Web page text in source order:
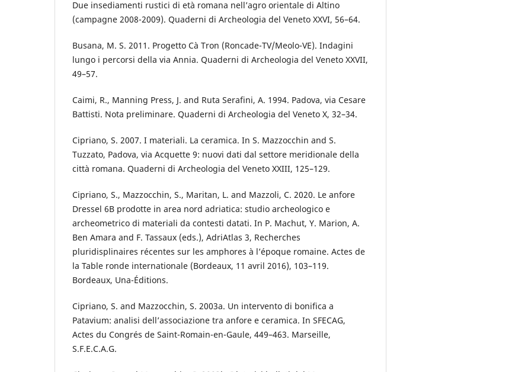
Due insediamenti rustici di età romana nell’agro orientale di Altino
(campagne 2008-2009). Quaderni di Archeologia del Veneto XXVI, 56–64.
Busana, M. S. 2011. Progetto Cà Tron (Roncade-TV/Meolo-VE). Indagini
lungo i percorsi della via Annia. Quaderni di Archeologia del Veneto XXVII,
49–57.
Caimi, R., Manning Press, J. and Ruta Serafini, A. 1994. Padova, via Cesare
Battisti. Nota preliminare. Quaderni di Archeologia del Veneto X, 32–34.
Cipriano, S. 2007. I materiali. La ceramica. In S. Mazzocchin and S.
Tuzzato, Padova, via Acquette 9: nuovi dati dal settore meridionale della
città romana. Quaderni di Archeologia del Veneto XXIII, 125–129.
Cipriano, S., Mazzocchin, S., Maritan, L. and Mazzoli, C. 2020. Le anfore
Dressel 6B prodotte in area nord adriatica: studio archeologico e
archeometrico di materiali da contesti datati. In P. Machut, Y. Marion, A.
Ben Amara and F. Tassaux (eds.), AdriAtlas 3, Recherches
pluridisplinaires récentes sur les amphores à l’époque romaine. Actes de
la Table ronde internationale (Bordeaux, 11 avril 2016), 103–119.
Bordeaux, Una-Éditions.
Cipriano, S. and Mazzocchin, S. 2003a. Un intervento di bonifica a
Patavium: analisi dell’associazione tra anfore e ceramica. In SFECAG,
Actes du Congrés de Saint-Romain-en-Gaule, 449–463. Marseille,
S.F.E.C.A.G.